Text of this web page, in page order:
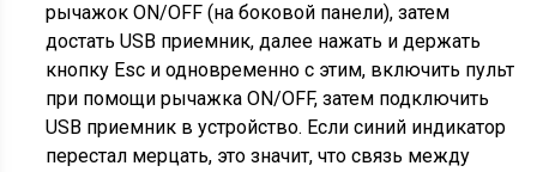
рычажок ON/OFF (на боковой панели), затем
достать USB приемник, далее нажать и держать
кнопку Esc и одновременно с этим, включить пульт
при помощи рычажка ON/OFF, затем подключить
USB приемник в устройство. Если синий индикатор
перестал мерцать, это значит, что связь между